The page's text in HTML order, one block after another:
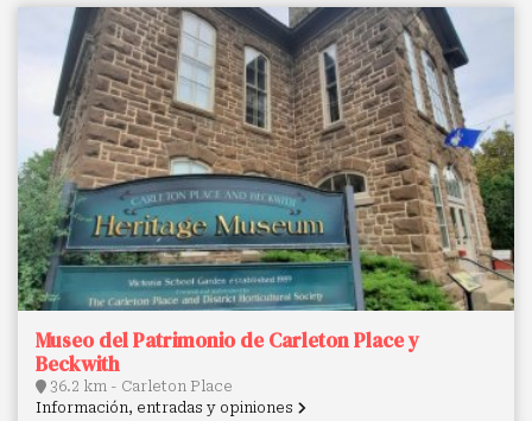
Museo del Patrimonio de Carleton Place y
Beckwith
36.2 km - Carleton Place
Información, entradas y opiniones